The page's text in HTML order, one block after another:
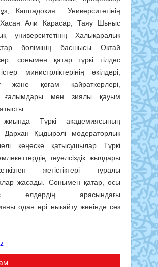
Каппадокия Университетінің
Хасан Али Карасар, Таяу Шығыс
университетінің Халықаралық
бөлімінің басшысы Октай
сонымен қатар түркі тілдес
министрліктерінің өкілдері,
және қоғам қайраткерлері,
ғалымдары мен зиялы қауым
жиында Түркі академиясының
Қыдырәлі модераторлық
кеңеске қатысушылар Түркі
тәуелсіздік жылдары
жетістіктері туралы
жасады. Сонымен қатар, осы
елдердің арасындағы
одан әрі нығайту жөнінде сөз